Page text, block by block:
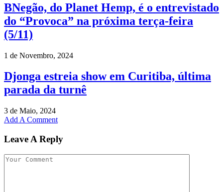
BNegão, do Planet Hemp, é o entrevistado
do “Provoca” na próxima terça-feira
(5/11)
1 de Novembro, 2024
Djonga estreia show em Curitiba, última
parada da turnê
3 de Maio, 2024
Add A Comment
Leave A Reply